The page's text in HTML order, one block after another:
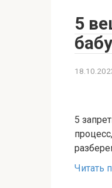
5
5
Читать